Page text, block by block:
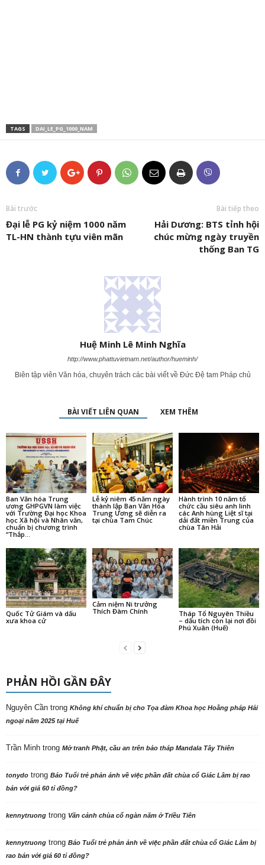
TAGS DAI_LE_PG_1000_NAM
Bài trước
Đại lễ PG kỷ niệm 1000 năm
TL-HN thành tựu viên mãn
Bài tiếp theo
Hải Dương: BTS tỉnh hội
chúc mừng ngày truyền
thống Ban TG
Huệ Minh Lê Minh Nghĩa
http://www.phattuvietnam.net/author/hueminh/
Biên tập viên Văn hóa, chuyên trách các bài viết về Đức Đệ tam Pháp chủ
BÀI VIẾT LIÊN QUAN XEM THÊM
Ban Văn hóa Trung
ương GHPGVN làm việc
với Trường Đại học Khoa
học Xã hội và Nhân văn,
chuẩn bị chương trình
“Thắp...
Lễ kỷ niêm 45 năm ngày
thành lập Ban Văn Hóa
Trung Ương sẽ diễn ra
tại chùa Tam Chúc
Hành trình 10 năm tổ
chức cầu siêu anh linh
các Anh hùng Liệt sĩ tại
dải đất miền Trung của
chùa Tân Hải
Quốc Tử Giám và dấu
xưa khoa cử
Cảm niệm Ni trưởng
Thích Đàm Chính
Tháp Tổ Nguyên Thiều
– dấu tích còn lại nơi đồi
Phú Xuân (Huế)
PHẢN HỒI GẦN ĐÂY
Nguyên Cần trong Không khí chuẩn bị cho Tọa đàm Khoa học Hoằng pháp Hải
ngoại năm 2025 tại Huế
Trần Minh trong Mở tranh Phật, cầu an trên bảo tháp Mandala Tây Thiên
tonydo trong Báo Tuổi trẻ phản ảnh về việc phần đất chùa cổ Giác Lâm bị rao
bán với giá 60 tỉ đồng?
kennytruong trong Vãn cảnh chùa cổ ngàn năm ở Triều Tiên
kennytruong trong Báo Tuổi trẻ phản ảnh về việc phần đất chùa cổ Giác Lâm bị
rao bán với giá 60 tỉ đồng?